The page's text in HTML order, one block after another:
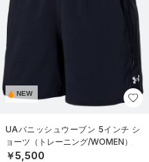
NEW
UAバニッシュウーブン 5インチ シ
ョーツ（トレーニング/WOMEN）
￥5,500